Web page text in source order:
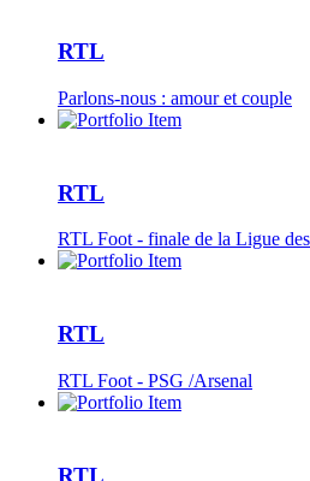
RTL
Parlons-nous : amour et couple
RTL
RTL Foot - finale de la Ligue
RTL
RTL Foot - PSG /Arsenal
RTL